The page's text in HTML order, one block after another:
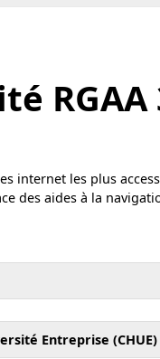
RGAA
les plus
des aides à la
Entreprise (CHUE)